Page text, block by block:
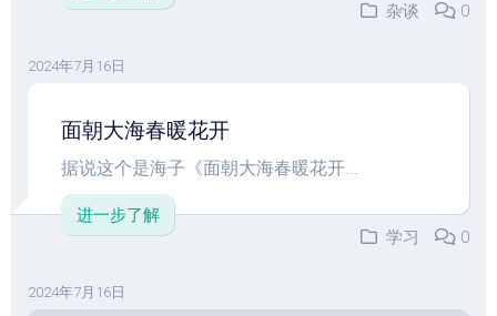
杂谈
0
2024年7月16日
面朝大海春暖花开
据说这个是海子《面朝大海春暖花开...
进一步了解
学习
0
2024年7月16日